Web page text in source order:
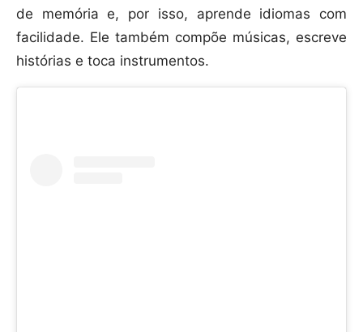
de memória e, por isso, aprende idiomas com
facilidade. Ele também compõe músicas, escreve
histórias e toca instrumentos.